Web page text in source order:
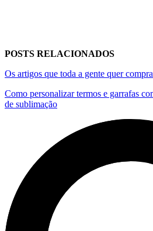
POSTS RELACIONADOS
Os artigos que toda a gente quer
Como personalizar termos e garrafas
de sublimação